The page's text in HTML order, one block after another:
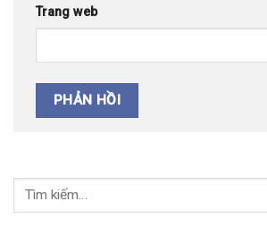
Trang web